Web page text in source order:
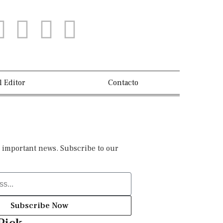
Editor Contacto
important news. Subscribe to our
Subscribe Now